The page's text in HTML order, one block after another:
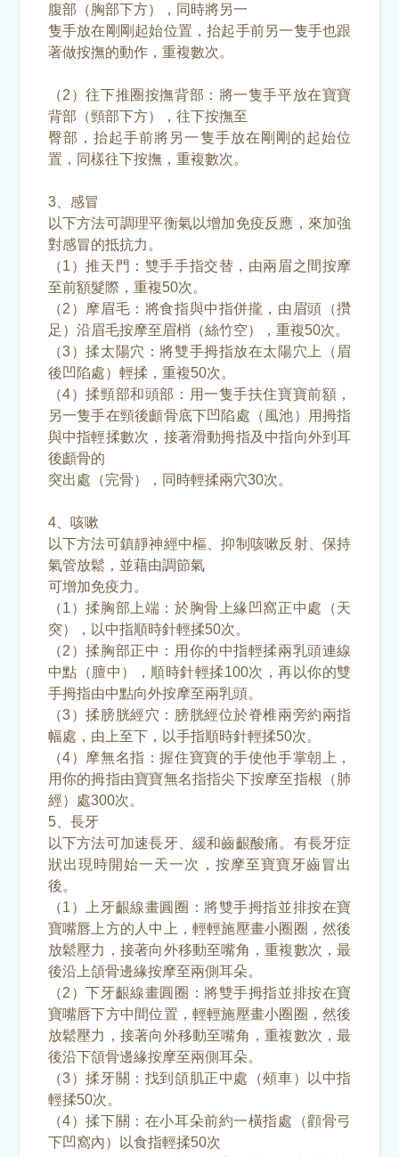
腹部（胸部下方），同時將另一
隻手放在剛剛起始位置，抬起手前另一隻手也跟
著做按撫的動作，重複數次。
（2）往下推圈按撫背部：將一隻手平放在寶寶
背部（頸部下方），往下按撫至
臀部，抬起手前將另一隻手放在剛剛的起始位
置，同樣往下按撫，重複數次。
3、感冒
以下方法可調理平衡氣以增加免疫反應，來加強
對感冒的抵抗力。
（1）推天門：雙手手指交替，由兩眉之間按摩
至前額髮際，重複50次。
（2）摩眉毛：將食指與中指併攏，由眉頭（攢
足）沿眉毛按摩至眉梢（絲竹空），重複50次。
（3）揉太陽穴：將雙手拇指放在太陽穴上（眉
後凹陷處）輕揉，重複50次。
（4）揉頸部和頭部：用一隻手扶住寶寶前額，
另一隻手在頸後顱骨底下凹陷處（風池）用拇指
與中指輕揉數次，接著滑動拇指及中指向外到耳
後顱骨的
突出處（完骨），同時輕揉兩穴30次。
4、咳嗽
以下方法可鎮靜神經中樞、抑制咳嗽反射、保持
氣管放鬆，並藉由調節氣
可增加免疫力。
（1）揉胸部上端：於胸骨上緣凹窩正中處（天
突），以中指順時針輕揉50次。
（2）揉胸部正中：用你的中指輕揉兩乳頭連線
中點（膻中），順時針輕揉100次，再以你的雙
手拇指由中點向外按摩至兩乳頭。
（3）揉膀胱經穴：膀胱經位於脊椎兩旁約兩指
幅處，由上至下，以手指順時針輕揉50次。
（4）摩無名指：握住寶寶的手使他手掌朝上，
用你的拇指由寶寶無名指指尖下按摩至指根（肺
經）處300次。
5、長牙
以下方法可加速長牙、緩和齒齦酸痛。有長牙症
狀出現時開始一天一次，按摩至寶寶牙齒冒出
後。
（1）上牙齦線畫圓圈：將雙手拇指並排按在寶
寶嘴唇上方的人中上，輕輕施壓畫小圈圈，然後
放鬆壓力，接著向外移動至嘴角，重複數次，最
後沿上頜骨邊緣按摩至兩側耳朵。
（2）下牙齦線畫圓圈：將雙手拇指並排按在寶
寶嘴唇下方中間位置，輕輕施壓畫小圈圈，然後
放鬆壓力，接著向外移動至嘴角，重複數次，最
後沿下頜骨邊緣按摩至兩側耳朵。
（3）揉牙關：找到頜肌正中處（頰車）以中指
輕揉50次。
（4）揉下關：在小耳朵前約一橫指處（顴骨弓
下凹窩內）以食指輕揉50次